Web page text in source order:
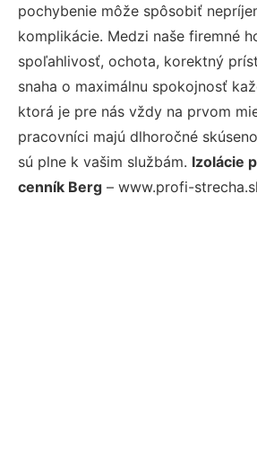
pochybenie môže spôsobiť
komplikácie. Medzi naše firemné
spoľahlivosť, ochota, korektný
snaha o maximálnu spokojnosť
ktorá je pre nás vždy na prvom
pracovníci majú dlhoročné
sú plne k vašim službám. Izolácie
cenník Berg – www.profi-